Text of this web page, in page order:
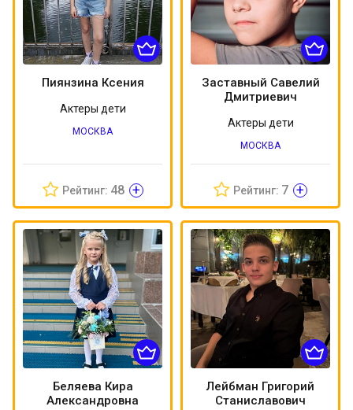
Пиянзина Ксения
Актеры дети
МОСКВА
Рейтинг: 48 +
Заставный Савелий
Дмитриевич
Актеры дети
МОСКВА
Рейтинг: 7 +
Беляева Кира
Александровна
Лейбман Григорий
Станиславович